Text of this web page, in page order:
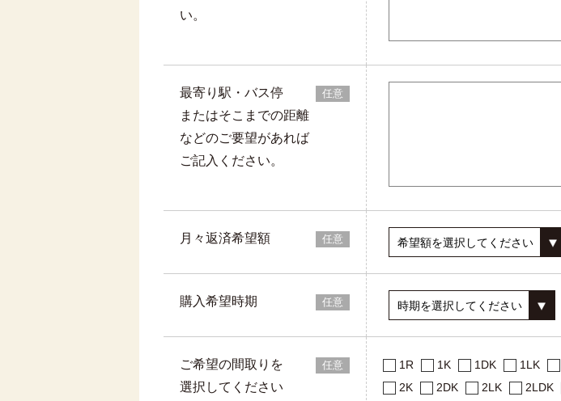
い。
最寄り駅・バス停
またはそこまでの距離
などのご要望があれば
ご記入ください。
任意
月々返済希望額 任意
購入希望時期 任意
ご希望の間取りを
選択してください
任意 1R 1K 1DK 1LK
2K
2DK 2LK 2LDK